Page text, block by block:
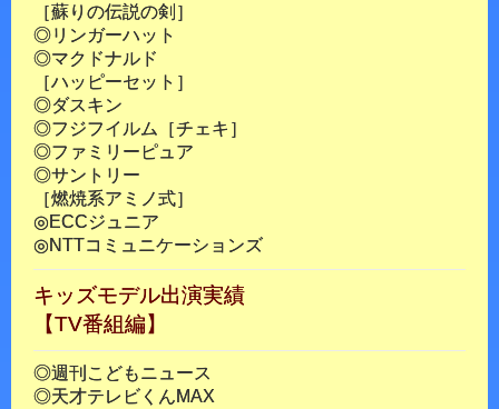
［蘇りの伝説の剣］
◎リンガーハット
◎マクドナルド
［ハッピーセット］
◎ダスキン
◎フジフイルム［チェキ］
◎ファミリーピュア
◎サントリー
［燃焼系アミノ式］
◎ECCジュニア
◎NTTコミュニケーションズ
キッズモデル出演実績
【TV番組編】
◎週刊こどもニュース
◎天才テレビくんMAX